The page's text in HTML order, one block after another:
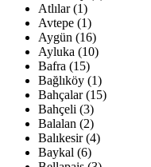
Atlılar (1)
Avtepe (1)
Aygün (16)
Ayluka (10)
Bafra (15)
Bağlıköy (1)
Bahçalar (15)
Bahçeli (3)
Balalan (2)
Balıkesir (4)
Baykal (6)